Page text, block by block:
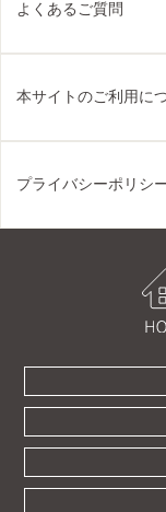
よくあるご質問
本サイトのご利用に
プライバシーポリシ